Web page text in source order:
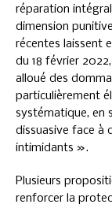
réparation
dimension
récentes laissent
du 18 février
alloué des
particulièrement
systématique, en
dissuasive face à
intimidants ».
Plusieurs
renforcer la